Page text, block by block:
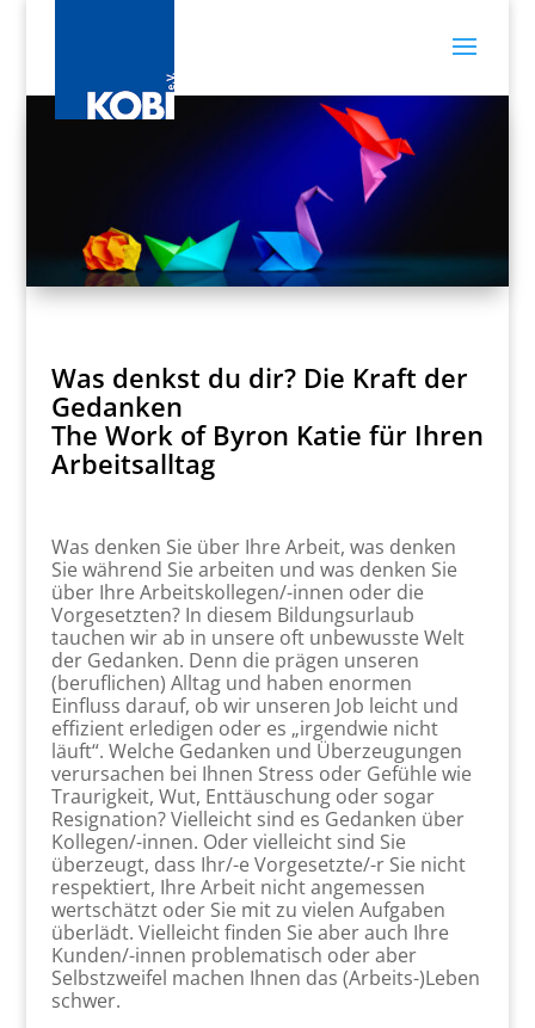
Was denkst du dir? Die Kraft der
Gedanken
The Work of Byron Katie für Ihren
Arbeitsalltag
Was denken Sie über Ihre Arbeit, was denken
Sie während Sie arbeiten und was denken Sie
über Ihre Arbeitskollegen/-innen oder die
Vorgesetzten? In diesem Bildungsurlaub
tauchen wir ab in unsere oft unbewusste Welt
der Gedanken. Denn die prägen unseren
(beruflichen) Alltag und haben enormen
Einfluss darauf, ob wir unseren Job leicht und
effizient erledigen oder es „irgendwie nicht
läuft“. Welche Gedanken und Überzeugungen
verursachen bei Ihnen Stress oder Gefühle wie
Traurigkeit, Wut, Enttäuschung oder sogar
Resignation? Vielleicht sind es Gedanken über
Kollegen/-innen. Oder vielleicht sind Sie
überzeugt, dass Ihr/-e Vorgesetzte/-r Sie nicht
respektiert, Ihre Arbeit nicht angemessen
wertschätzt oder Sie mit zu vielen Aufgaben
überlädt. Vielleicht finden Sie aber auch Ihre
Kunden/-innen problematisch oder aber
Selbstzweifel machen Ihnen das (Arbeits-)Leben
schwer.